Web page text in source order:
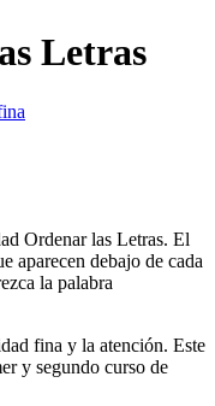
Letras
Ordenar las Letras. El
aparecen debajo de cada
la palabra
fina y la atención. Este
y segundo curso de